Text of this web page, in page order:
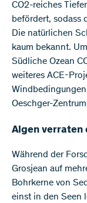
CO2-reiches
befördert, sodass
Die natürlichen
kaum bekannt.
Südliche Ozean
weiteres ACE-
Oeschger-
Algen verraten
Während der
Grosjean auf
Bohrkerne von
einst in den Seen